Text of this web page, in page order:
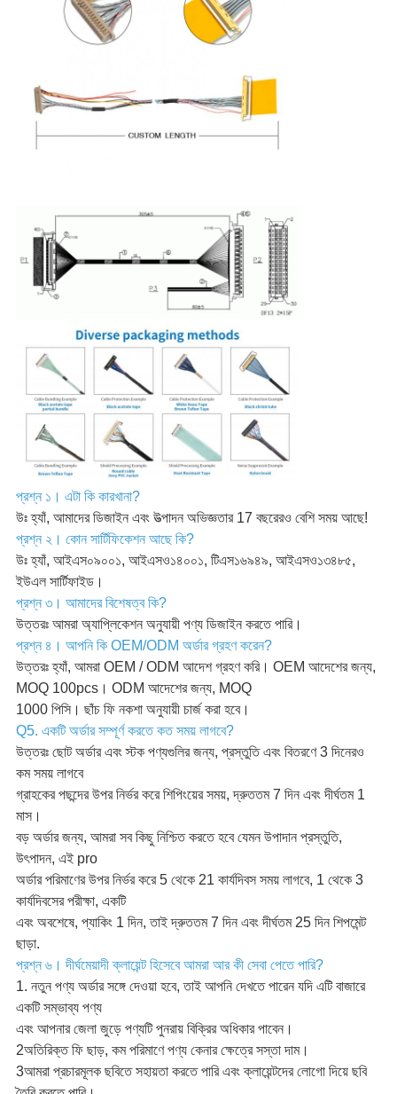
প্রশ্ন ১। এটা কি কারখানা?
উঃ হ্যাঁ, আমাদের ডিজাইন এবং উত্পাদন অভিজ্ঞতার 17 বছরেরও বেশি সময় আছে!
প্রশ্ন ২। কোন সার্টিফিকেশন আছে কি?
উঃ হ্যাঁ, আইএস০৯০০১, আইএসও১৪০০১, টিএস১৬৯৪৯, আইএসও১৩৪৮৫,
ইউএল সার্টিফাইড।
প্রশ্ন ৩। আমাদের বিশেষত্ব কি?
উত্তরঃ আমরা অ্যাপ্লিকেশন অনুযায়ী পণ্য ডিজাইন করতে পারি।
প্রশ্ন ৪। আপনি কি OEM/ODM অর্ডার গ্রহণ করেন?
উত্তরঃ হ্যাঁ, আমরা OEM / ODM আদেশ গ্রহণ করি। OEM আদেশের জন্য,
MOQ 100pcs। ODM আদেশের জন্য, MOQ
1000 পিসি। ছাঁচ ফি নকশা অনুযায়ী চার্জ করা হবে।
Q5. একটি অর্ডার সম্পূর্ণ করতে কত সময় লাগবে?
উত্তরঃ ছোট অর্ডার এবং স্টক পণ্যগুলির জন্য, প্রস্তুতি এবং বিতরণে 3 দিনেরও
কম সময় লাগবে
গ্রাহকের পছন্দের উপর নির্ভর করে শিপিংয়ের সময়, দ্রুততম 7 দিন এবং দীর্ঘতম 1
মাস।
বড় অর্ডার জন্য, আমরা সব কিছু নিশ্চিত করতে হবে যেমন উপাদান প্রস্তুতি,
উৎপাদন, এই pro
অর্ডার পরিমাণের উপর নির্ভর করে 5 থেকে 21 কার্যদিবস সময় লাগবে, 1 থেকে 3
কার্যদিবসের পরীক্ষা, একটি
এবং অবশেষে, প্যাকিং 1 দিন, তাই দ্রুততম 7 দিন এবং দীর্ঘতম 25 দিন শিপমেন্ট
ছাড়া.
প্রশ্ন ৬। দীর্ঘমেয়াদী ক্লায়েন্ট হিসেবে আমরা আর কী সেবা পেতে পারি?
1. নতুন পণ্য অর্ডার সঙ্গে দেওয়া হবে, তাই আপনি দেখতে পারেন যদি এটি বাজারে
একটি সম্ভাব্য পণ্য
এবং আপনার জেলা জুড়ে পণ্যটি পুনরায় বিক্রির অধিকার পাবেন।
2অতিরিক্ত ফি ছাড়, কম পরিমাণে পণ্য কেনার ক্ষেত্রে সস্তা দাম।
3আমরা প্রচারমূলক ছবিতে সহায়তা করতে পারি এবং ক্লায়েন্টদের লোগো দিয়ে ছবি